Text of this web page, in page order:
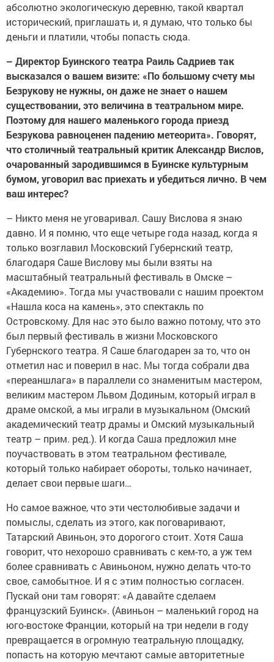
абсолютно экологическую деревню, такой квартал
исторический, приглашать и, я думаю, что только бы
деньги и платили, чтобы попасть сюда.
– Директор Буинского театра Раиль Садриев так
высказался о вашем визите: «По большому счету мы
Безрукову не нужны, он даже не знает о нашем
существовании, это величина в театральном мире.
Поэтому для нашего маленького города приезд
Безрукова равноценен падению метеорита». Говорят,
что столичный театральный критик Александр Вислов,
очарованный зародившимся в Буинске культурным
бумом, уговорил вас приехать и убедиться лично. В чем
ваш интерес?
– Никто меня не уговаривал. Сашу Вислова я знаю
давно. И я помню, что еще четыре года назад, когда я
только возглавил Московский Губернский театр,
благодаря Саше Вислову мы были взяты на
масштабный театральный фестиваль в Омске –
«Академию». Тогда мы участвовали с нашим проектом
«Нашла коса на камень», это спектакль по
Островскому. Для нас это было важно потому, что это
был первый фестиваль в жизни Московского
Губернского театра. Я Саше благодарен за то, что он
отметил нас и поверил в нас. Мы тогда собрали два
«переаншлага» в параллели со знаменитым мастером,
великим мастером Львом Додиным, который играл в
драме омской, а мы играли в музыкальном (Омский
академический театр драмы и Омский музыкальный
театр – прим. ред.). И когда Саша предложил мне
поучаствовать в этом театральном фестивале,
который только набирает обороты, только начинает,
делает свои первые шаги…
Но самое важное, что эти честолюбивые задачи и
помыслы, сделать из этого, как поговаривают,
Татарский Авиньон, это дорогого стоит. Хотя Саша
говорит, что нехорошо сравнивать с кем-то, а уж тем
более сравнивать с Авиньоном, нужно делать что-то
свое, самобытное. И я с этим полностью согласен.
Пускай они там говорят: «А давайте сделаем
французский Буинск». (Авиньон – маленький город на
юго-востоке Франции, который на три недели в году
превращается в огромную театральную площадку,
попасть на которую мечтают самые авторитетные